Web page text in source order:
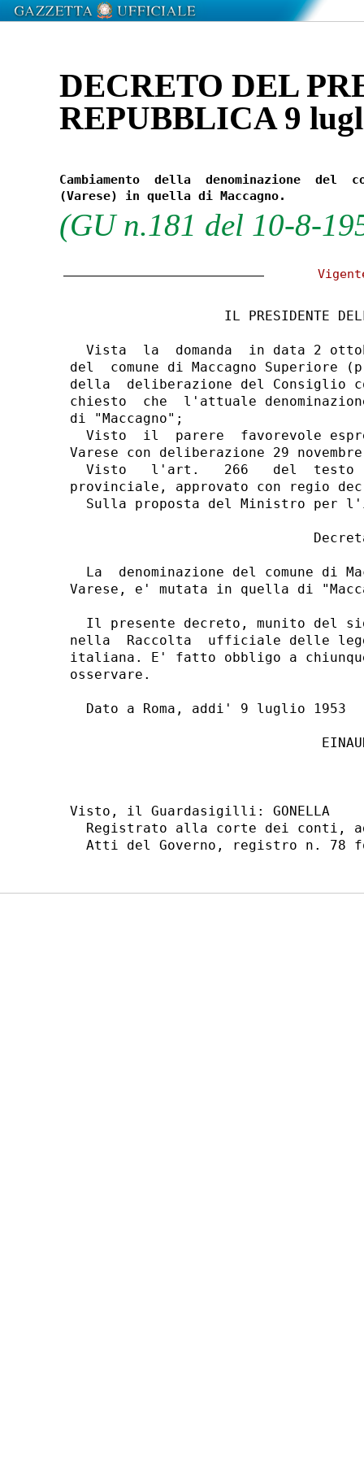
DECRETO DEL
REPUBBLICA 9
Cambiamento  della  denominazione  del
(GU n.181 del 10-8-
IL PRESIDENTE
Vista  la  domanda  in data 2
del  comune di Maccagno Superiore
della  deliberazione del Consiglio
chiesto  che  l'attuale
di "Maccagno";
Visto  il  parere  favorevole
Varese con deliberazione 29
Visto   l'art.   266   del  testo
provinciale, approvato con regio
Sulla proposta del Ministro per
La  denominazione del comune di
Varese, e' mutata in quella di
Il presente decreto, munito del
nella  Raccolta  ufficiale delle
italiana. E' fatto obbligo a
osservare.
  Dato a Roma, addi' 9 luglio 1953
Visto, il Guardasigilli: GONELLA
Registrato alla corte dei conti,